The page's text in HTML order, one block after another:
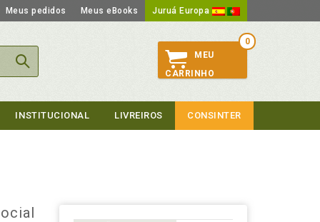
Meus pedidos Meus eBooks Juruá Europa
0
MEU
CARRINHO
INSTITUCIONAL LIVREIROS CONSINTER